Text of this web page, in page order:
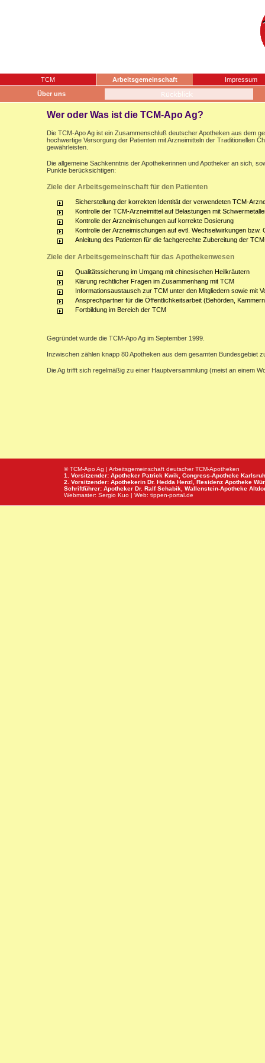
TCM Arbeitsgemeinschaft
Impressum
Über uns
Wer oder Was ist die TCM-Apo Ag?
Die TCM-Apo Ag ist ein Zusammenschluß deutscher Apotheken aus dem
hochwertige Versorgung der Patienten mit Arzneimitteln der Traditionellen
gewährleisten.
Die allgemeine Sachkenntnis der Apothekerinnen und Apotheker an sich,
Punkte berücksichtigen:
Ziele der Arbeitsgemeinschaft für den Patienten
Sicherstellung der korrekten Identität der verwendeten TCM-
Kontrolle der TCM-Arzneimittel auf Belastungen mit
Kontrolle der Arzneimischungen auf korrekte Dosierung
Kontrolle der Arzneimischungen auf evtl. Wechselwirkungen
Anleitung des Patienten für die fachgerechte Zubereitung der
Ziele der Arbeitsgemeinschaft für das Apothekenwesen
Qualitätssicherung im Umgang mit chinesischen Heilkräutern
Klärung rechtlicher Fragen im Zusammenhang mit TCM
Informationsaustausch zur TCM unter den Mitgliedern sowie mit
Ansprechpartner für die Öffentlichkeitsarbeit (Behörden,
Fortbildung im Bereich der TCM
Gegründet wurde die TCM-Apo Ag im September 1999.
Inzwischen zählen knapp 80 Apotheken aus dem gesamten Bundesgebiet
Die Ag trifft sich regelmäßig zu einer Hauptversammlung (meist an einem
© TCM-Apo Ag | Arbeitsgemeinschaft deutscher TCM-Apotheken
1. Vorsitzender: Apotheker Patrick Kwik, Congress-Apotheke
2. Vorsitzender: Apothekerin Dr. Hedda Henzl, Residenz Apotheke
Schriftführer: Apotheker Dr. Ralf Schabik, Wallenstein-Apotheke
Webmaster: Sergio Kuo | Web: tippen-portal.de